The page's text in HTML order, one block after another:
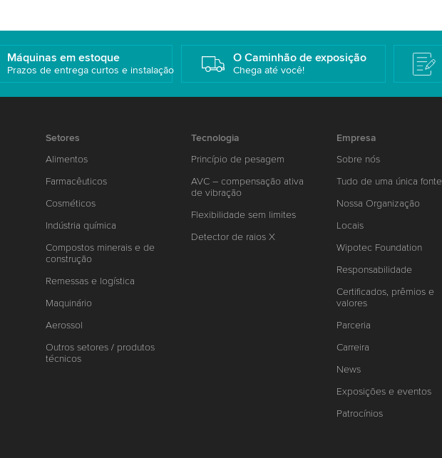
Máquinas em estoque
Prazos de entrega curtos e instalação
O Caminhão de exposição
Chega até você!
Setores
Alimentos
Farmacêuticos
Cosméticos
Indústria química
Compostos minerais e de
construção
Remessas e logística
Maquinário
Aerossol
Outros setores / produtos
técnicos
Tecnologia
Princípio de pesagem
AVC – compensação ativa
de vibração
Flexibilidade sem limites
Detector de raios X
Empresa
Sobre nós
Tudo de uma única fonte
Nossa Organização
Locais
Wipotec Foundation
Responsabilidade
Certificados, prêmios e
valores
Parceria
Carreira
News
Exposições e eventos
Patrocínios